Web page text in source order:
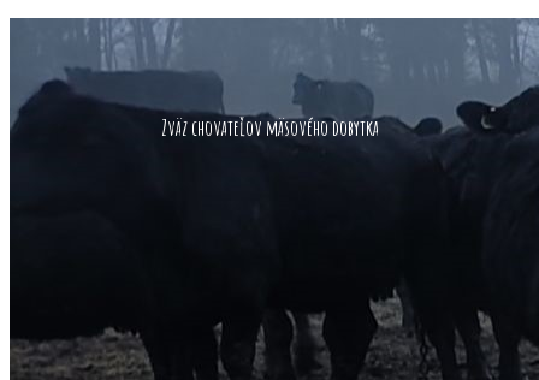
Zväz chovateľov mäsového dobytka